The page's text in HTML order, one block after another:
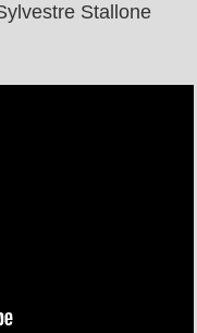
Stallone